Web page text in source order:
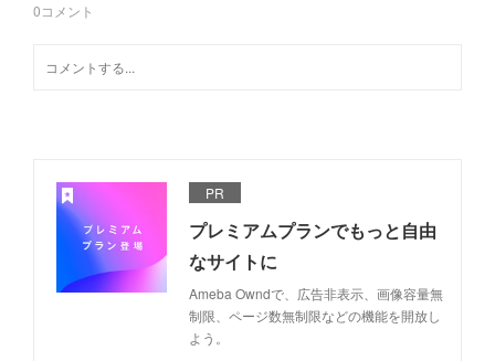
0コメント
PR
プレミアムプランでもっと自由
なサイトに
Ameba Owndで、広告非表示、画像容量無
制限、ページ数無制限などの機能を開放し
よう。